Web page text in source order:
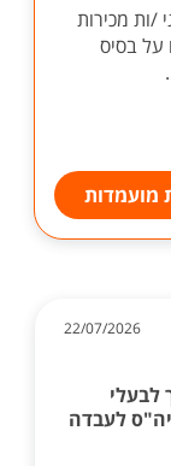
/ות מכירות
על בסיס
מועמדות
22/07/2026
לבעלי
לעבדה